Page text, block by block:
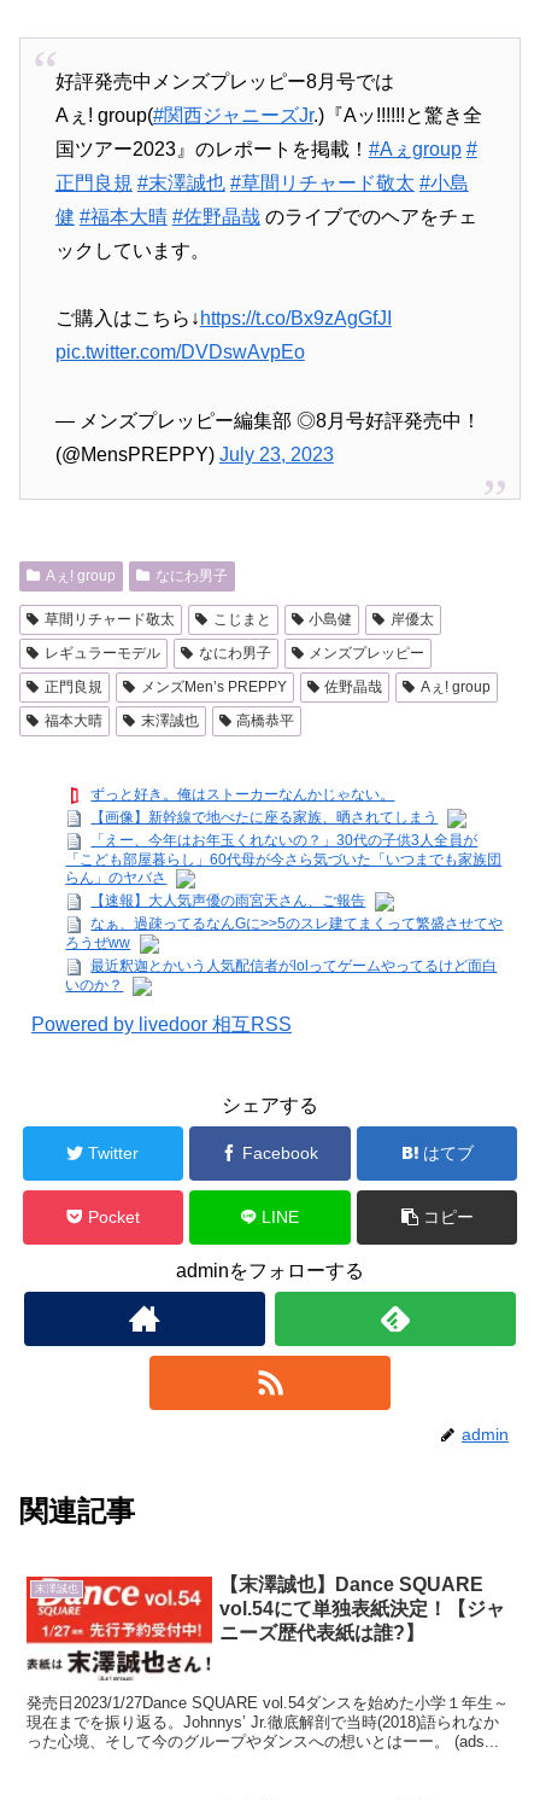
好評発売中メンズプレッピー8月号では
Aぇ! group(#関西ジャニーズJr.)『Aッ!!!!!!と驚き全
国ツアー2023』のレポートを掲載！ #Aぇgroup #
正門良規 #末澤誠也 #草間リチャード敬太 #小島
健 #福本大晴 #佐野晶哉のライブでのヘアをチェ
ックしています。
ご購入はこちら↓ https://t.co/Bx9zAgGfJI
pic.twitter.com/DVDswAvpEo
— メンズプレッピー編集部 ◎8月号好評発売中！
(@MensPREPPY) July 23, 2023
Aぇ! group なにわ男子
草間リチャード敬太 こじまと 小島健
岸優太
レギュラーモデル
なにわ男子
メンズプレッピー
正門良規
メンズMen’s PREPPY 佐野晶哉
Aぇ! group
福本大晴
末澤誠也 高橋恭平
ずっと好き。俺はストーカーなんかじゃない。
【画像】新幹線で地べたに座る家族、晒されてしまう
「えー、今年はお年玉くれないの？」30代の子供3人全員が
「こども部屋暮らし」60代母が今さら気づいた「いつまでも家族団
らん」のヤバさ
【速報】大人気声優の雨宮天さん、ご報告
なぁ、過疎ってるなんGに>>5のスレ建てまくって繁盛させてや
ろうぜww
最近釈迦とかいう人気配信者がlolってゲームやってるけど面白
いのか？
Powered by livedoor 相互RSS
シェアする
Twitter Facebook はてブ
Pocket LINE コピー
adminをフォローする
admin
関連記事
末澤誠也
【末澤誠也】Dance SQUARE
vol.54にて単独表紙決定！【ジャ
ニーズ歴代表紙は誰?】
発売日2023/1/27Dance SQUARE vol.54ダンスを始めた小学１年生～
現在までを振り返る。Johnnys’ Jr.徹底解剖で当時(2018)語られなか
った心境、そして今のグループやダンスへの想いとはーー。 (ads...